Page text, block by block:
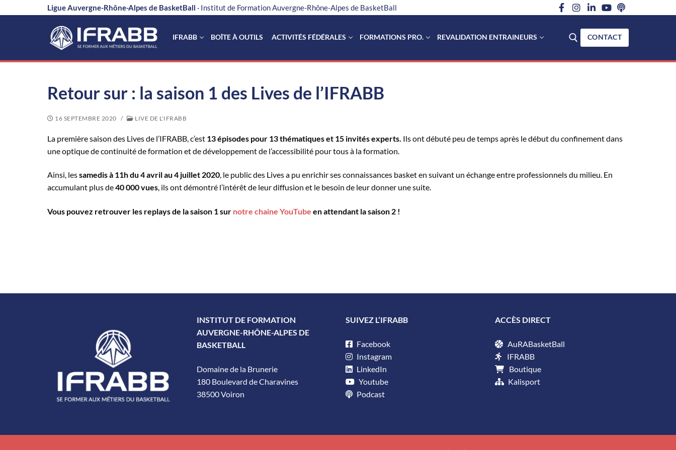
au
Ligue Auvergne-Rhône-Alpes de BasketBall · Institut de Formation Auvergne-Rhône-Alpes de BasketBall
IFRABB BOÎTE À OUTILS ACTIVITÉS FÉDÉRALES FORMATIONS PRO. REVALIDATION ENTRAINEURS CONTACT
Retour sur : la saison 1 des Lives de l’IFRABB
16 SEPTEMBRE 2020 / LIVE DE L'IFRABB
La première saison des Lives de l’IFRABB, c’est 13 épisodes pour 13 thématiques et 15 invités experts. Ils ont débuté peu de temps après le début du confinement dans
une optique de continuité de formation et de développement de l’accessibilité pour tous à la formation.
Ainsi, lessamedis à 11h du 4 avril au 4 juillet 2020, le public des Lives a pu enrichir ses connaissances basket en suivant un échange entre professionnels du milieu. En
accumulant plus de40 000 vues, ils ont démontré l’intérêt de leur diffusion et le besoin de leur donner une suite.
Vous pouvez retrouver les replays de la saison 1 sur notre chaine YouTube en attendant la saison 2 !
INSTITUT DE FORMATION
AUVERGNE-RHÔNE-ALPES DE
BASKETBALL
Domaine de la Brunerie
180 Boulevard de Charavines
38500 Voiron
SUIVEZ L’IFRABB
Facebook
Instagram
LinkedIn
Youtube
Podcast
ACCÈS DIRECT
AuRABasketBall
IFRABB
Boutique
Kalisport